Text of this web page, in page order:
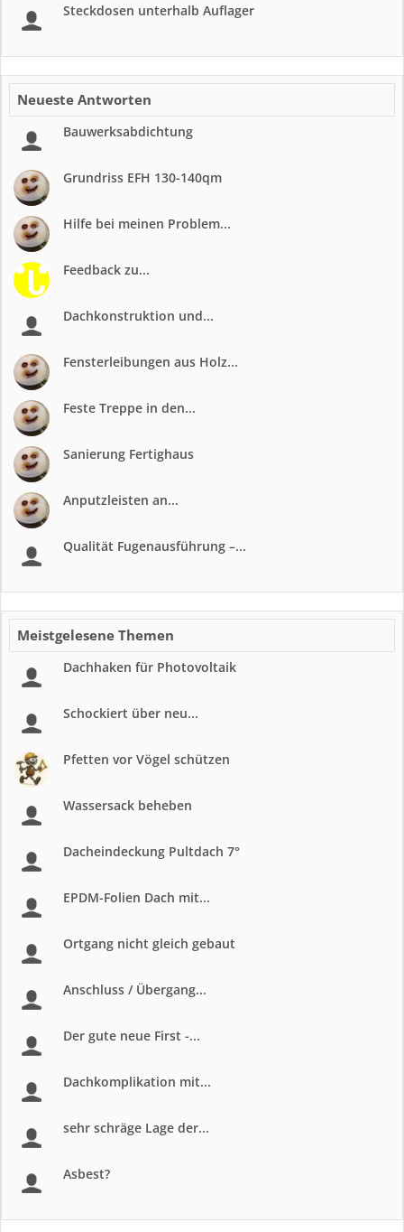
Steckdosen unterhalb Auflager
Neueste Antworten
Bauwerksabdichtung
Grundriss EFH 130-140qm
Hilfe bei meinen Problem...
Feedback zu...
Dachkonstruktion und...
Fensterleibungen aus Holz...
Feste Treppe in den...
Sanierung Fertighaus
Anputzleisten an...
Qualität Fugenausführung –...
Meistgelesene Themen
Dachhaken für Photovoltaik
Schockiert über neu...
Pfetten vor Vögel schützen
Wassersack beheben
Dacheindeckung Pultdach 7°
EPDM-Folien Dach mit...
Ortgang nicht gleich gebaut
Anschluss / Übergang...
Der gute neue First -...
Dachkomplikation mit...
sehr schräge Lage der...
Asbest?